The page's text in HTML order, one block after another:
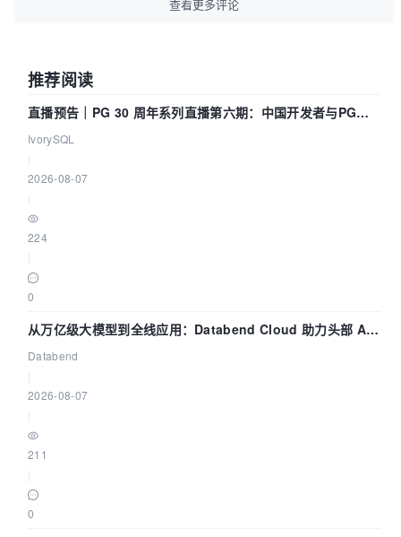
查看更多评论
推荐阅读
直播预告｜PG 30 周年系列直播第六期：中国开发者与PG内
核——我们改得动吗？我们贡献了什么？
IvorySQL
2026-08-07
224
0
从万亿级大模型到全线应用：Databend Cloud 助力头部 AI
企业构建全链路 Trace 数据管道
Databend
2026-08-07
211
0